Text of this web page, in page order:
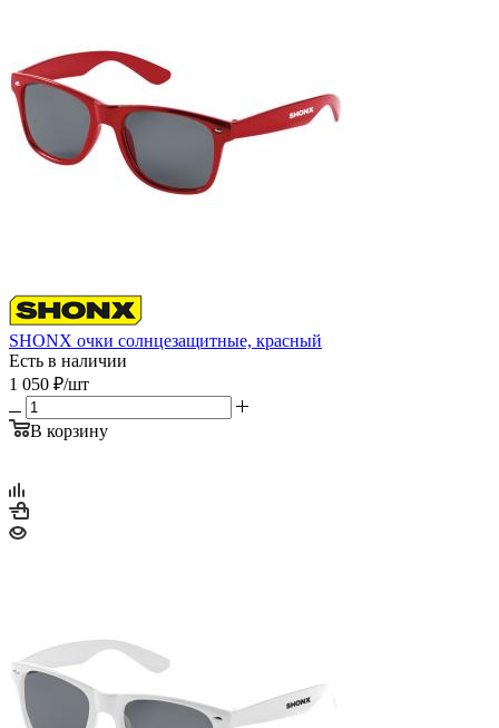
SHONX очки солнцезащитные, красный
Есть в наличии
1 050 ₽/шт
В корзину